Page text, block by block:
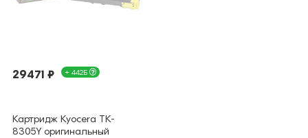
29471 ₽ + 442Б
Картридж Kyocera TK-
8305Y оригинальный